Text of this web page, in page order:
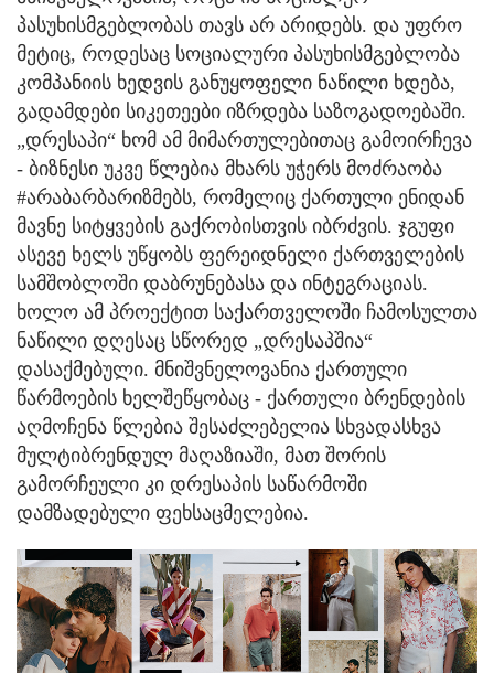
პასუხისმგებლობას თავს არ არიდებს. და უფრო
მეტიც, როდესაც სოციალური პასუხისმგებლობა
კომპანიის ხედვის განუყოფელი ნაწილი ხდება,
გადამდები სიკეთეები იზრდება საზოგადოებაში.
„დრესაპი“ ხომ ამ მიმართულებითაც გამოირჩევა
- ბიზნესი უკვე წლებია მხარს უჭერს მოძრაობა
#არაბარბარიზმებს, რომელიც ქართული ენიდან
მავნე სიტყვების გაქრობისთვის იბრძვის. ჯგუფი
ასევე ხელს უწყობს ფერეიდნელი ქართველების
სამშობლოში დაბრუნებასა და ინტეგრაციას.
ხოლო ამ პროექტით საქართველოში ჩამოსულთა
ნაწილი დღესაც სწორედ „დრესაპშია“
დასაქმებული. მნიშვნელოვანია ქართული
წარმოების ხელშეწყობაც - ქართული ბრენდების
აღმოჩენა წლებია შესაძლებელია სხვადასხვა
მულტიბრენდულ მაღაზიაში, მათ შორის
გამორჩეული კი დრესაპის საწარმოში
დამზადებული ფეხსაცმელებია.